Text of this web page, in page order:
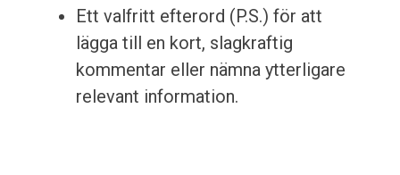
Ett valfritt efterord (P.S.) för att
lägga till en kort, slagkraftig
kommentar eller nämna ytterligare
relevant information.